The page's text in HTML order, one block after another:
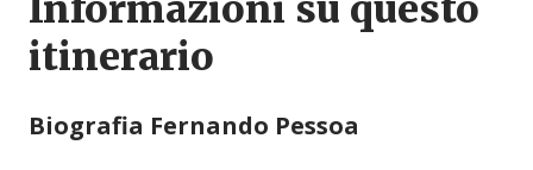
itinerario
Biografia Fernando Pessoa